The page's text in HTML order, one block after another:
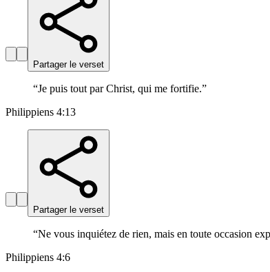
Partager le verset
“Je puis tout par Christ, qui me fortifie.”
Philippiens 4:13
Partager le verset
“Ne vous inquiétez de rien, mais en toute occasion
Philippiens 4:6